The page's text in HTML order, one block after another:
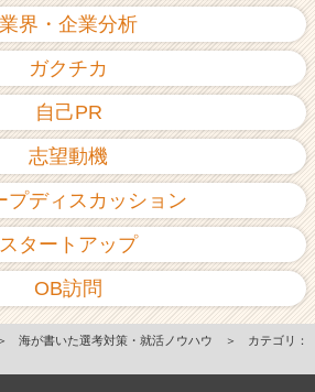
業界・企業分析
ガクチカ
自己PR
志望動機
プディスカッション
スタートアップ
OB訪問
＞ 海が書いた選考対策・就活ノウハウ ＞
カテゴリ：